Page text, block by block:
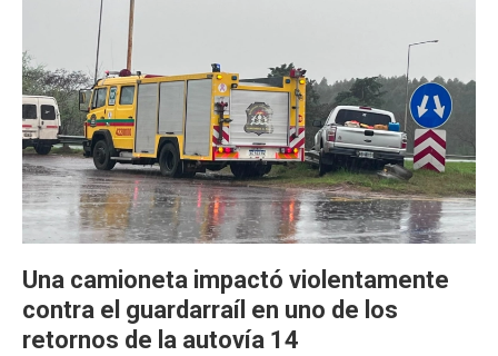
Una camioneta impactó violentamente
contra el guardarraíl en uno de los
retornos de la autovía 14